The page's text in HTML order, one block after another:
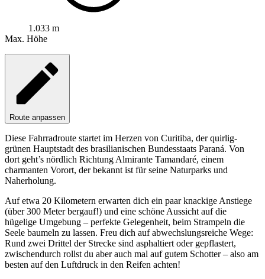
1.033 m
Max. Höhe
Route anpassen
Diese Fahrradroute startet im Herzen von Curitiba, der quirlig-
grünen Hauptstadt des brasilianischen Bundesstaats Paraná. Von
dort geht’s nördlich Richtung Almirante Tamandaré, einem
charmanten Vorort, der bekannt ist für seine Naturparks und
Naherholung.
Auf etwa 20 Kilometern erwarten dich ein paar knackige Anstiege
(über 300 Meter bergauf!) und eine schöne Aussicht auf die
hügelige Umgebung – perfekte Gelegenheit, beim Strampeln die
Seele baumeln zu lassen. Freu dich auf abwechslungsreiche Wege:
Rund zwei Drittel der Strecke sind asphaltiert oder gepflastert,
zwischendurch rollst du aber auch mal auf gutem Schotter – also am
besten auf den Luftdruck in den Reifen achten!